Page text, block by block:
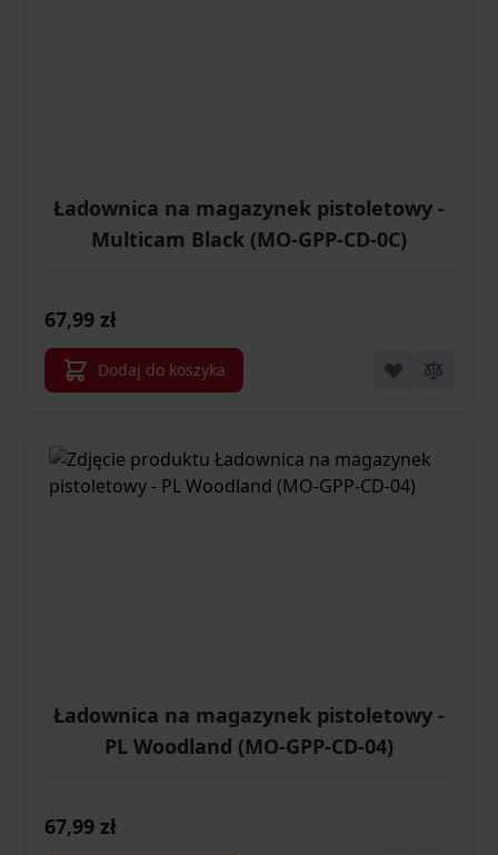
Ładownica na magazynek pistoletowy -
Multicam Black (MO-GPP-CD-0C)
67,99 zł
Dodaj do koszyka
Ładownica na magazynek pistoletowy -
PL Woodland (MO-GPP-CD-04)
67,99 zł